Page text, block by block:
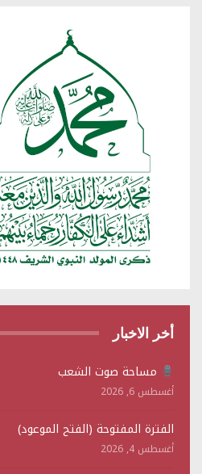
أخر الاخبار
مساحة صوت الشعب
أغسطس 6, 2026
الفترة المفتوحة (الفتح الموعود)
أغسطس 4, 2026